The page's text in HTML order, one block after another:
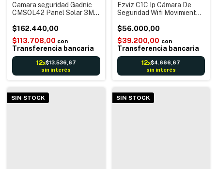
Camara seguridad Gadnic
CMSOL42 Panel Solar 3MP
impermeable inalámbrica
exterior visión nocturna
$162.440,00
$113.708,00 con
Transferencia bancaria
12x$13.536,67
sin interés
Ezviz C1C Ip Cámara De
Seguridad Wifi Movimiento
$56.000,00
$39.200,00 con
Transferencia bancaria
12x$4.666,67
sin interés
SIN STOCK SIN STOCK